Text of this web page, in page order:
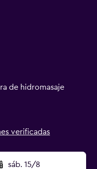
de hidromasaje
verificadas
sáb. 15/8